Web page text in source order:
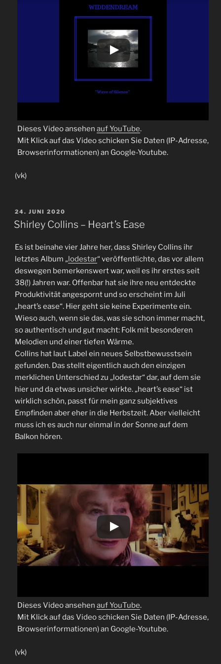
Dieses Video ansehen auf YouTube.
Mit Klick auf das Video schicken Sie Daten (IP-Adresse,
Browserinformationen) an Google-Youtube.
(vk)
VERÖFFENTLICHT
AM
24. JUNI 2020
Shirley Collins – Heart’s Ease
Es ist beinahe vier Jahre her, dass Shirley Collins ihr
letztes Album „lodestar“ veröffentlichte, das vor allem
deswegen bemerkenswert war, weil es ihr erstes seit
38(!) Jahren war. Offenbar hat sie ihre neu entdeckte
Produktivität angespornt und so erscheint im Juli
„heart’s ease“. Hier geht sie keine Experimente ein.
Wieso auch, wenn sie das, was sie schon immer macht,
so authentisch und gut macht: Folk mit besonderen
Melodien und einer tiefen Wärme.
Collins hat laut Label ein neues Selbstbewusstsein
gefunden. Das stellt eigentlich auch den einzigen
merklichen Unterschied zu „lodestar“ dar, auf dem sie
hier und da etwas unsicher wirkte. „heart’s ease“ ist
wirklich schön, passt für mein ganz subjektives
Empfinden aber eher in die Herbstzeit. Aber vielleicht
muss ich es auch nur einmal in der Sonne auf dem
Balkon hören.
Dieses Video ansehen auf YouTube.
Mit Klick auf das Video schicken Sie Daten (IP-Adresse,
Browserinformationen) an Google-Youtube.
(vk)